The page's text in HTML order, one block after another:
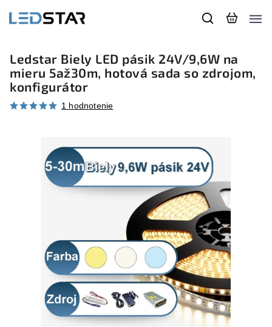
Ledstar Biely LED pásik 24V/9,6W na
mieru 5až30m, hotová sada so zdrojom,
konfigurátor
1 hodnotenie